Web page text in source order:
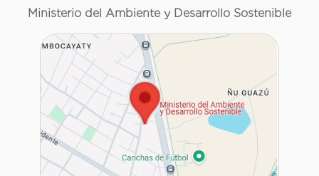
Ministerio del Ambiente y Desarrollo Sostenible